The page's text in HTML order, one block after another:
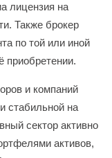
лицензия на
Также брокер
по той или иной
приобретении.
и компаний
стабильной на
сектор активно
активов,